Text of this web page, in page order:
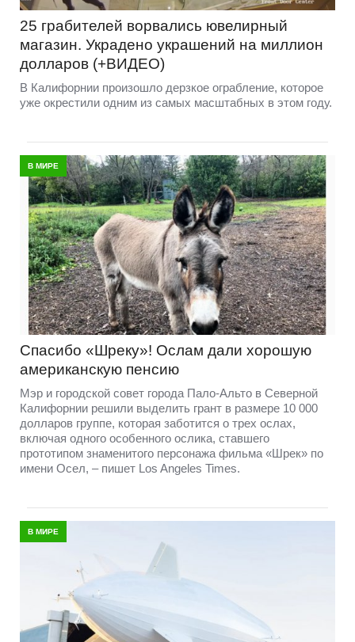
25 грабителей ворвались ювелирный
магазин. Украдено украшений на миллион
долларов (+ВИДЕО)
В Калифорнии произошло дерзкое ограбление, которое
уже окрестили одним из самых масштабных в этом году.
В МИРЕ
Спасибо «Шреку»! Ослам дали хорошую
американскую пенсию
Мэр и городской совет города Пало-Альто в Северной
Калифорнии решили выделить грант в размере 10 000
долларов группе, которая заботится о трех ослах,
включая одного особенного ослика, ставшего
прототипом знаменитого персонажа фильма «Шрек» по
имени Осел, – пишет Los Angeles Times.
В МИРЕ